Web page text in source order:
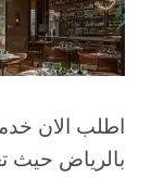
اطلب الان
بالرياض حيث